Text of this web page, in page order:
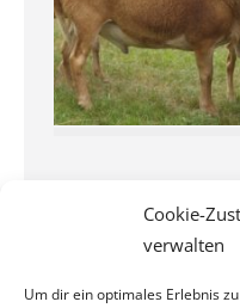
Cookie-
verwalten
Um dir ein optimales Erlebnis